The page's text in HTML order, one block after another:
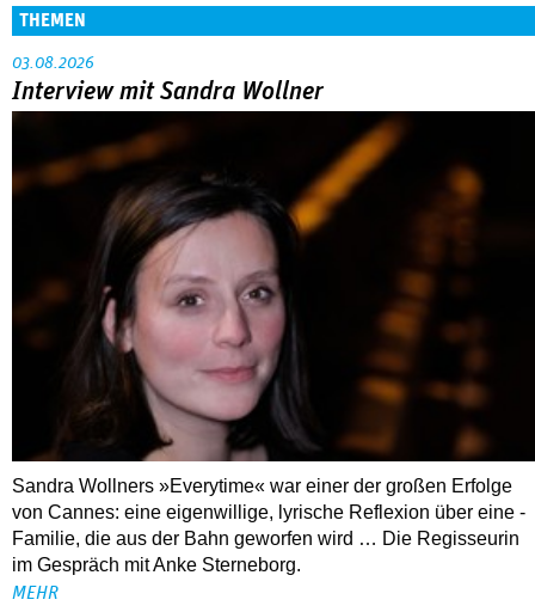
THEMEN
03.08.2026
Interview mit Sandra Wollner
Sandra Wollners »Everytime« war einer der großen Erfolge
von Cannes: eine eigenwillige, lyrische Reflexion über eine ­
Familie, die aus der Bahn geworfen wird … Die Regisseurin
im Gespräch mit Anke Sterneborg.
MEHR